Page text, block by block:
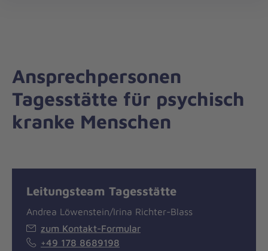
Ansprechpersonen
Tagesstätte für psychisch
kranke Menschen
Leitungsteam Tagesstätte
Andrea Löwenstein/Irina Richter-Blass
zum Kontakt-Formular
+49 178 8689198